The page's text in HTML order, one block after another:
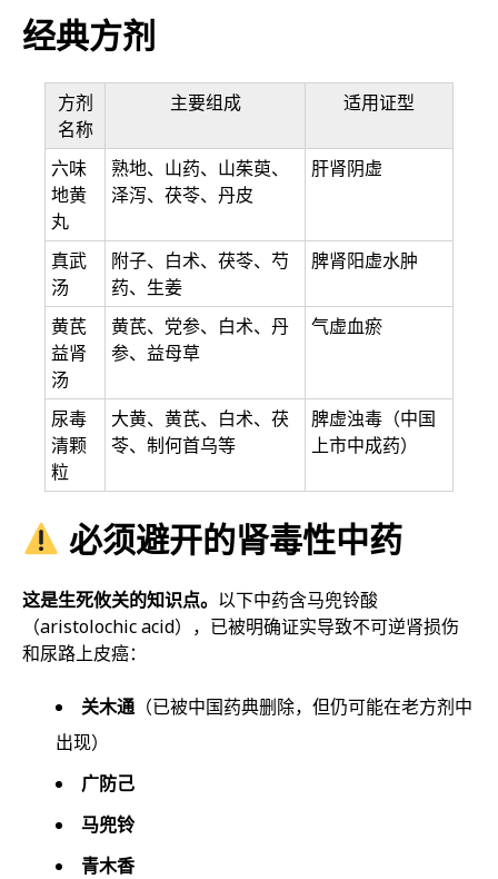
经典方剂
方剂
名称
主要组成 适用证型
六味
地黄
丸
熟地、山药、山茱萸、
泽泻、茯苓、丹皮
肝肾阴虚
真武
汤
附子、白术、茯苓、芍
药、生姜
脾肾阳虚水肿
黄芪
益肾
汤
黄芪、党参、白术、丹
参、益母草
气虚血瘀
尿毒
清颗
粒
大黄、黄芪、白术、茯
苓、制何首乌等
脾虚浊毒（中国
上市中成药）
必须避开的肾毒性中药
这是生死攸关的知识点。 以下中药含马兜铃酸
（aristolochic acid），已被明确证实导致不可逆肾损伤
和尿路上皮癌：
关木通（已被中国药典删除，但仍可能在老方剂中
出现）
广防己
马兜铃
青木香